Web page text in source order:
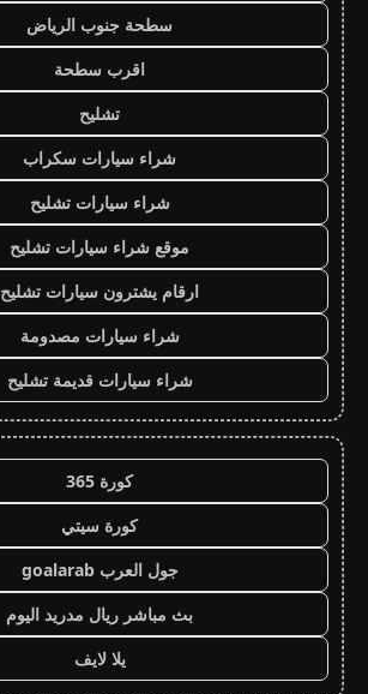
سطحة جنوب الرياض
اقرب سطحة
تشليح
شراء سيارات سكراب
شراء سيارات تشليح
موقع شراء سيارات تشليح
ارقام يشترون سيارات تشليح
شراء سيارات مصدومة
شراء سيارات قديمة تشليح
كورة 365
كورة سيتي
جول العرب goalarab
بث مباشر ريال مدريد اليوم
يلا لايف